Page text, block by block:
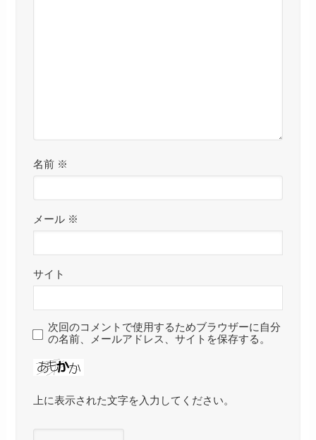
名前 ※
メール ※
サイト
次回のコメントで使用するためブラウザーに自分
の名前、メールアドレス、サイトを保存する。
上に表示された文字を入力してください。